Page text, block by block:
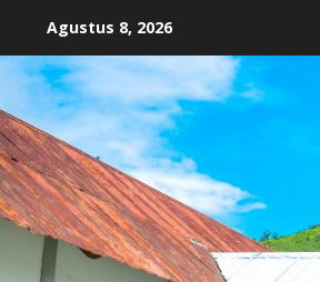
content
Agustus 8, 2026